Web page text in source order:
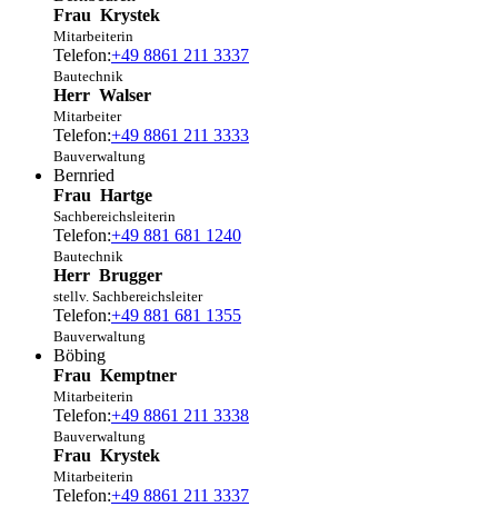
Frau Krystek
Mitarbeiterin
Telefon:+49 8861 211 3337
Bautechnik
Herr Walser
Mitarbeiter
Telefon:+49 8861 211 3333
Bauverwaltung
Bernried
Frau Hartge
Sachbereichsleiterin
Telefon:+49 881 681 1240
Bautechnik
Herr Brugger
stellv. Sachbereichsleiter
Telefon:+49 881 681 1355
Bauverwaltung
Böbing
Frau Kemptner
Mitarbeiterin
Telefon:+49 8861 211 3338
Bauverwaltung
Frau Krystek
Mitarbeiterin
Telefon:+49 8861 211 3337